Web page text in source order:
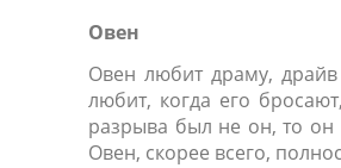
Овен
Овен любит драму,
любит, когда его
разрыва был не он, то он
Овен, скорее всего,